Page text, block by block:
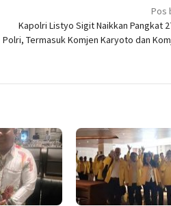
Pos
Kapolri Listyo Sigit Naikkan Pangkat
Polri, Termasuk Komjen Karyoto dan